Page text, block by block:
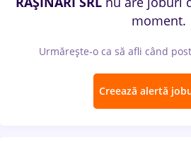
moment.
Urmărește-o ca să afli când
Creează alertă